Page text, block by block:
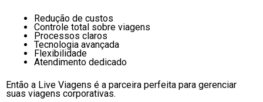
Redução de custos
Controle total sobre viagens
Processos claros
Tecnologia avançada
Flexibilidade
Atendimento dedicado
Então a Live Viagens é a parceira perfeita para gerenciar
suas viagens corporativas.